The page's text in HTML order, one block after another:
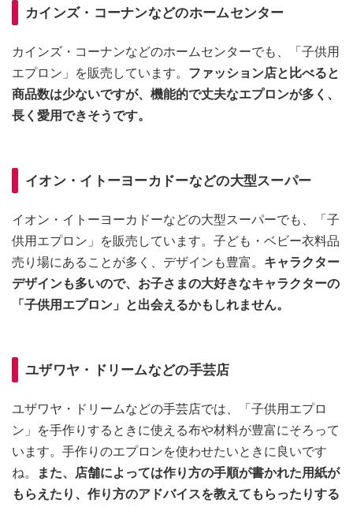
カインズ・コーナンなどのホームセンター
カインズ・コーナンなどのホームセンターでも、「子供用
エプロン」を販売しています。 ファッション店と比べると
商品数は少ないですが、機能的で丈夫なエプロンが多く、
長く愛用できそうです。
イオン・イトーヨーカドーなどの大型スーパー
イオン・イトーヨーカドーなどの大型スーパーでも、「子
供用エプロン」を販売しています。子ども・ベビー衣料品
売り場にあることが多く、デザインも豊富。 キャラクター
デザインも多いので、お子さまの大好きなキャラクターの
「子供用エプロン」と出会えるかもしれません。
ユザワヤ・ドリームなどの手芸店
ユザワヤ・ドリームなどの手芸店では、「子供用エプロ
ン」を手作りするときに使える布や材料が豊富にそろって
います。手作りのエプロンを使わせたいときに良いです
ね。
また、店舗によっては作り方の手順が書かれた用紙が
もらえたり、作り方のアドバイスを教えてもらったりする